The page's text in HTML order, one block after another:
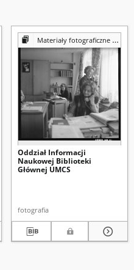
Materiały fotograficzne z Pracowni Reprografii Biblioteki UMCS
Oddział Informacji
Naukowej Biblioteki
Głównej UMCS
fotografia